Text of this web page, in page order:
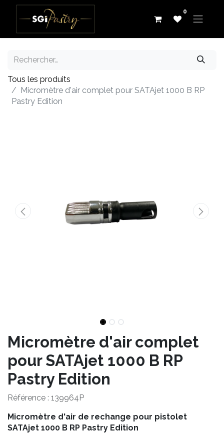
0
Tous les produits
Micromètre d'air complet pour SATAjet 1000 B RP
Pastry Edition
Micromètre d'air complet
pour SATAjet 1000 B RP
Pastry Edition
Référence : 139964P
Micromètre d'air de rechange pour pistolet
SATAjet 1000 B RP Pastry Edition